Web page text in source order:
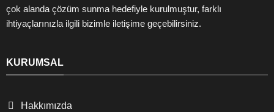
çok alanda çözüm sunma hedefiyle kurulmuştur, farklı
ihtiyaçlarınızla ilgili bizimle iletişime geçebilirsiniz.
KURUMSAL
Hakkımızda